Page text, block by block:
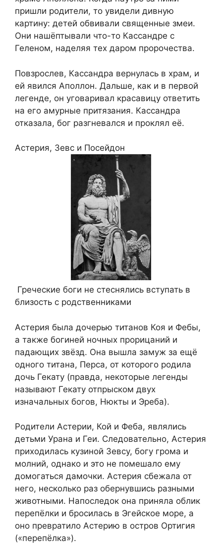
пришли родители, то увидели дивную
картину: детей обвивали священные змеи.
Они нашёптывали что-то Кассандре с
Геленом, наделяя тех даром пророчества.
Повзрослев, Кассандра вернулась в храм, и
ей явился Аполлон. Дальше, как и в первой
легенде, он уговаривал красавицу ответить
на его амурные притязания. Кассандра
отказала, бог разгневался и проклял её.
Астерия, Зевс и Посейдон
Греческие боги не стеснялись вступать в
близость с родственниками
Астерия была дочерью титанов Коя и Фебы,
а также богиней ночных прорицаний и
падающих звёзд. Она вышла замуж за ещё
одного титана, Перса, от которого родила
дочь Гекату (правда, некоторые легенды
называют Гекату отпрыском двух
изначальных богов, Нюкты и Эреба).
Родители Астерии, Кой и Феба, являлись
детьми Урана и Геи. Следовательно, Астерия
приходилась кузиной Зевсу, богу грома и
молний, однако и это не помешало ему
домогаться дамочки. Астерия сбежала от
него, несколько раз обернувшись разными
животными. Напоследок она приняла облик
перепёлки и бросилась в Эгейское море, а
оно превратило Астерию в остров Ортигия
(«перепёлка»).